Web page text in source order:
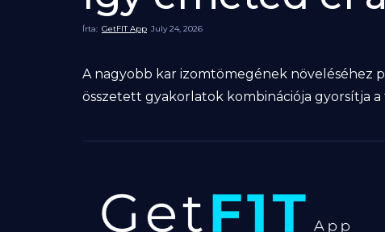
Írta: GetFIT App July 24, 2026
A nagyobb kar izomtömegének növeléséhez
összetett gyakorlatok kombinációja gyorsítja